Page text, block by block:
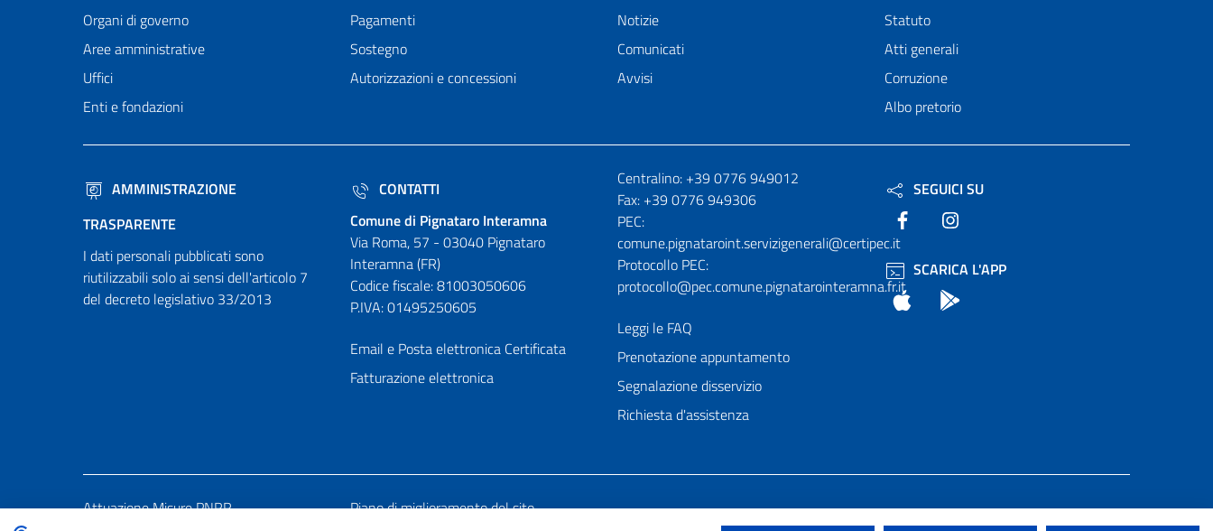
Organi di governo
Aree amministrative
Uffici
Enti e fondazioni
Pagamenti
Sostegno
Autorizzazioni e concessioni
Notizie
Comunicati
Avvisi
Statuto
Atti generali
Corruzione
Albo pretorio
AMMINISTRAZIONE
TRASPARENTE
I dati personali pubblicati sono
riutilizzabili solo ai sensi dell'articolo 7
del decreto legislativo 33/2013
CONTATTI
Comune di Pignataro Interamna
Via Roma, 57 - 03040 Pignataro
Interamna (FR)
Codice fiscale: 81003050606
P.IVA: 01495250605
Email e Posta elettronica Certificata
Fatturazione elettronica
Numeri utili
Centralino: +39 0776 949012
Fax: +39 0776 949306
PEC:
comune.pignataroint.servizigenerali@certipec.it
Protocollo PEC:
protocollo@pec.comune.pignatarointeramna.fr.it
Leggi le FAQ
Prenotazione appuntamento
Segnalazione disservizio
Richiesta d'assistenza
SEGUICI SU
Facebook
SCARICA L'APP
App Store
Attuazione Misure PNRR Piano di miglioramento del sito